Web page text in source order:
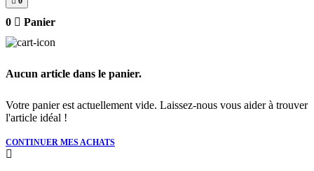
0 Panier
Aucun article dans le panier.
Votre panier est actuellement vide. Laissez-nous vous aider à trouver
l'article idéal !
CONTINUER MES ACHATS